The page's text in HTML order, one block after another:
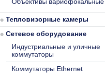
Тепловизорные камеры
Сетевое оборудование
Индустриальные и уличные
коммутаторы
Коммутаторы Ethernet